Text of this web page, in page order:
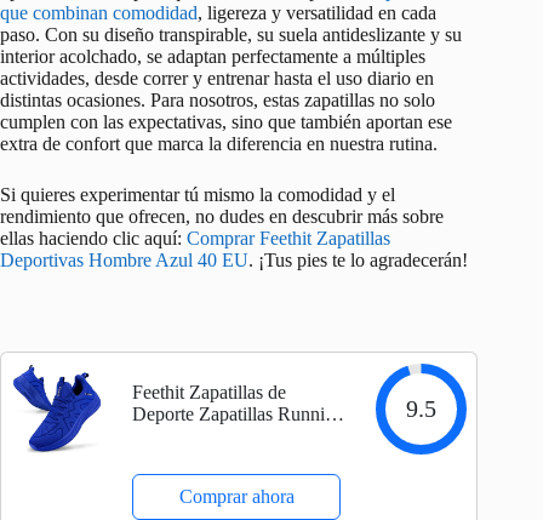
que combinan comodidad, ligereza y versatilidad en cada
paso. Con su diseño transpirable, su suela antideslizante y su
interior acolchado, se adaptan perfectamente a múltiples
actividades, desde correr y entrenar hasta el uso diario en
distintas ocasiones. Para nosotros, estas zapatillas no solo
cumplen con las expectativas, sino que también aportan ese
extra de confort que marca la diferencia en nuestra rutina.
Si quieres experimentar tú mismo la comodidad y el
rendimiento que ofrecen, no dudes en descubrir más sobre
ellas haciendo clic aquí: Comprar Feethit Zapatillas
Deportivas Hombre Azul 40 EU. ¡Tus pies te lo agradecerán!
Feethit Zapatillas de
Deporte Zapatillas Running
Fitness Atlético Tenis
Trabajo Sneakers Ligeros
9.5
Comprar ahora